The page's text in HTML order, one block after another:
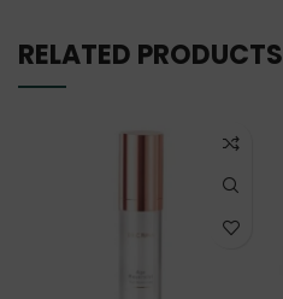
RELATED PRODUCTS